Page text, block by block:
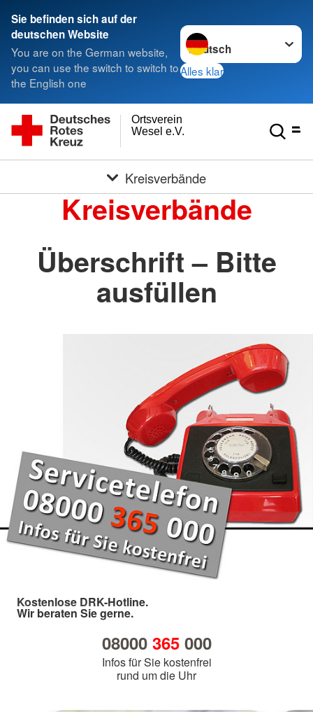
Sie befinden sich auf der
deutschen Website
You are on the German website,
you can use the switch to switch to
the English one
Sprache wechseln zu
Alles klar
Wesel e.V.
Ortsverein
Kreisverbände
Kreisverbände
Überschrift – Bitte
ausfüllen
Kostenlose DRK-Hotline.
Wir beraten Sie gerne.
08000 365000
Infos für Sie kostenfrei
rund um die Uhr